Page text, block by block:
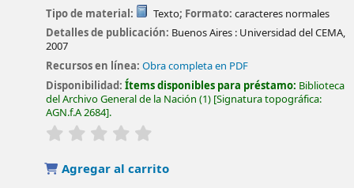
Tipo de material:
Texto; Formato: caracteres normales
Detalles de publicación: Buenos Aires : Universidad del CEMA,
2007
Recursos en línea:Obra completa en PDF
Disponibilidad:Ítems disponibles para préstamo: Biblioteca
del Archivo General de la Nación (1) Signatura topográfica:
AGN.f.A 2684 .
valoración
Agregar al carrito